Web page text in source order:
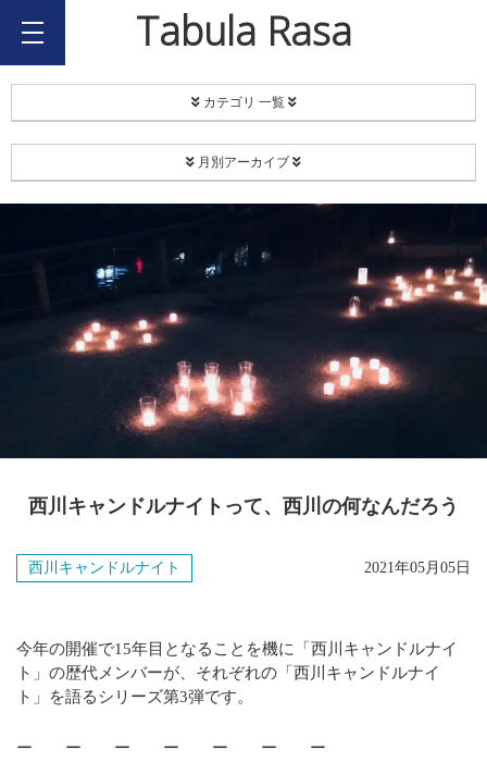
Tabula Rasa
カテゴリ 一覧
PROJECT
Happy Share Candle
ボランティア
西川キャンドルナイト
お知らせ
法人情報
月別アーカイブ
2026年8月
2026年7月
2025年12月
2025年11月
2025年8月
2025年5月
2025年4月
2025年3月
西川キャンドルナイトって、西川の何なんだろう
西川キャンドルナイト 2021年05月05日
今年の開催で15年目となることを機に「西川キャンドルナイ
ト」の歴代メンバーが、それぞれの「西川キャンドルナイ
ト」を語るシリーズ第3弾です。
ー ー ー ー ー ー ー